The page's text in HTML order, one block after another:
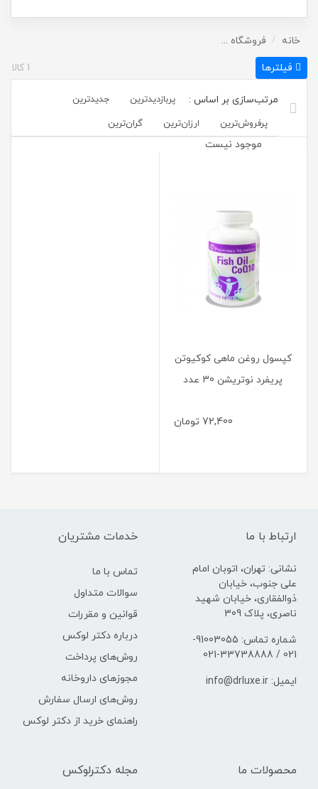
خانه فروشگاه
فیلترها
1 کالا
پربازدیدترین
جدیدترین
پرفروش‌ترین‌
ارزان‌ترین گران‌ترین
موجود نیست
کپسول روغن ماهی کوکیوتن
پریفرد نوتریشن 30 عدد
72,400 تومان
ارتباط با ما
نشانی: تهران، اتوبان امام
علی جنوب، خیابان
ذوالفقاری، خیابان شهید
ناصری، پلاک 309
شماره تماس: 91003055-
021 / 33738888-021
ایمیل: info@drluxe.ir
خدمات مشتریان
تماس با ما
سوالات متداول
قوانین و مقررات
درباره دکتر لوکس
روش‌های پرداخت
مجوزهای داروخانه
روش‌های ارسال سفارش
راهنمای خرید از دکتر لوکس
محصولات ما مجله دکترلوکس